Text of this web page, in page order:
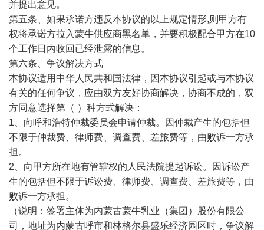
并提出意见。
第五条、如果承诺方违反本协议的以上规定情形,则甲方有
权将承诺方拉入蒙牛供应商黑名单，并要积极配合甲方在10
个工作日内收回已经泄露的信息。
第六条、争议解决方式
本协议适用中华人民共和国法律，因本协议引起或与本协议
有关的任何争议，应由双方友好协商解决，协商不成的，双
方同意选择第（ ）种方式解决：
1、向呼和浩特仲裁委员会申请仲裁。因仲裁产生的包括但
不限于仲裁费、律师费、调查费、差旅费等，由败诉一方承
担。
2、向甲方所在地有管辖权的人民法院提起诉讼。因诉讼产
生的包括但不限于诉讼费、律师费、调查费、差旅费等，由
败诉一方承担。
（说明：签署主体为内蒙古蒙牛乳业（集团）股份有限公
司，地址为内蒙古呼市和林格尔县盛乐经济园区时，争议解